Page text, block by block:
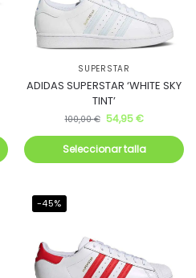
SUPERSTAR
ADIDAS SUPERSTAR ‘WHITE SKY
TINT’
100,00€ 54,95€
Seleccionar talla
-45%